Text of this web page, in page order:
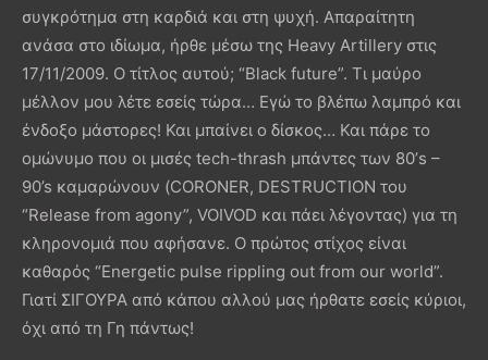
συγκρότημα στη καρδιά και στη ψυχή. Απαραίτητη
ανάσα στο ιδίωμα, ήρθε μέσω της Heavy Artillery στις
17/11/2009. Ο τίτλος αυτού; “Black future”. Τι μαύρο
μέλλον μου λέτε εσείς τώρα… Εγώ το βλέπω λαμπρό και
ένδοξο μάστορες! Και μπαίνει ο δίσκος… Και πάρε το
ομώνυμο που οι μισές tech-thrash μπάντες των 80’s –
90’s καμαρώνουν (CORONER, DESTRUCTION του
“Release from agony”, VOIVOD και πάει λέγοντας) για τη
κληρονομιά που αφήσανε. Ο πρώτος στίχος είναι
καθαρός “Energetic pulse rippling out from our world”.
Γιατί ΣΙΓΟΥΡΑ από κάπου αλλού μας ήρθατε εσείς κύριοι,
όχι από τη Γη πάντως!